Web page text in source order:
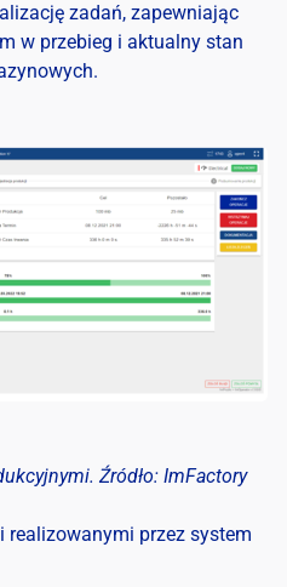
zadań, zapewniając
w przebieg i aktualny stan
Źródło: ImFactory
przez system